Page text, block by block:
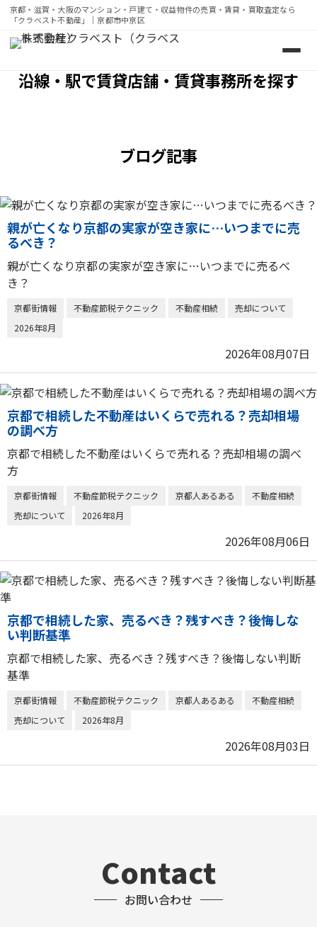
京都・滋賀・大阪のマンション・戸建て・収益物件の売買・賃貸・買取査定なら
「クラベスト不動産」｜京都市中京区
京都・滋賀・大阪のマンション・戸建て・収益物件の売
沿線・駅で賃貸店舗・賃貸事務所を探す
ブログ記事
親が亡くなり京都の実家が空き家に…いつまでに売
るべき？
親が亡くなり京都の実家が空き家に…いつまでに売るべ
き？
京都街情報 不動産節税テクニック 不動産相続
売却について
2026年8月
2026年08月07日
京都で相続した不動産はいくらで売れる？売却相場
の調べ方
京都で相続した不動産はいくらで売れる？売却相場の調べ
方
京都街情報 不動産節税テクニック 京都人あるある
不動産相続
売却について
2026年8月
2026年08月06日
京都で相続した家、売るべき？残すべき？後悔しな
い判断基準
京都で相続した家、売るべき？残すべき？後悔しない判断
基準
京都街情報 不動産節税テクニック 京都人あるある
不動産相続
売却について
2026年8月
2026年08月03日
Contact
お問い合わせ